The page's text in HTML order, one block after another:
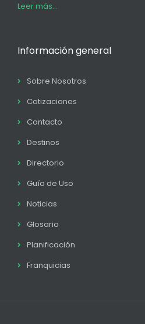
Leer más...
Información general
Sobre Nosotros
Cotizaciones
Contacto
Destinos
Directorio
Guía de Uso
Noticias
Glosario
Planificación
Franquicias